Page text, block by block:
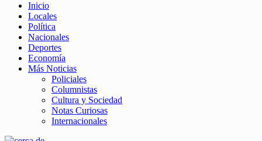
Inicio
Locales
Política
Nacionales
Deportes
Economía
Más Noticias
Policiales
Columnistas
Cultura y Sociedad
Notas Curiosas
Internacionales